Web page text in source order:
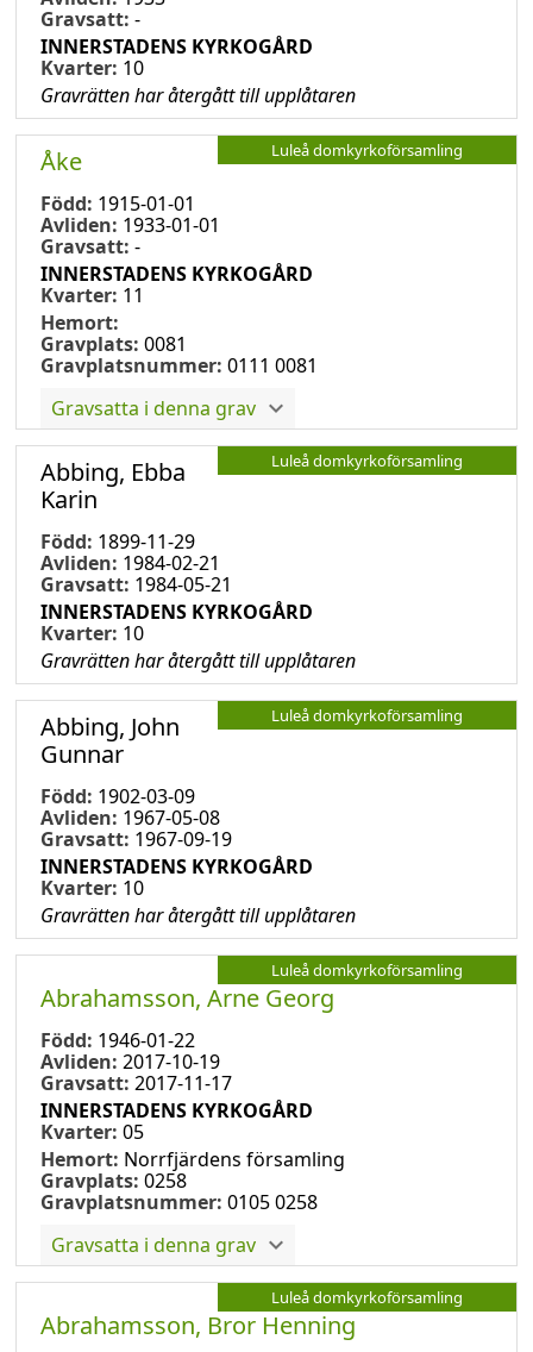
Gravsatt: -
INNERSTADENS KYRKOGÅRD
Kvarter: 10
Gravrätten har återgått till upplåtaren
Luleå domkyrkoförsamling
Åke
Född: 1915-01-01
Avliden: 1933-01-01
Gravsatt: -
INNERSTADENS KYRKOGÅRD
Kvarter: 11
Hemort:
Gravplats: 0081
Gravplatsnummer: 0111 0081
Gravsatta i denna grav
Luleå domkyrkoförsamling
Abbing, Ebba
Karin
Född: 1899-11-29
Avliden: 1984-02-21
Gravsatt: 1984-05-21
INNERSTADENS KYRKOGÅRD
Kvarter: 10
Gravrätten har återgått till upplåtaren
Luleå domkyrkoförsamling
Abbing, John
Gunnar
Född: 1902-03-09
Avliden: 1967-05-08
Gravsatt: 1967-09-19
INNERSTADENS KYRKOGÅRD
Kvarter: 10
Gravrätten har återgått till upplåtaren
Luleå domkyrkoförsamling
Abrahamsson, Arne Georg
Född: 1946-01-22
Avliden: 2017-10-19
Gravsatt: 2017-11-17
INNERSTADENS KYRKOGÅRD
Kvarter: 05
Hemort: Norrfjärdens församling
Gravplats: 0258
Gravplatsnummer: 0105 0258
Gravsatta i denna grav
Luleå domkyrkoförsamling
Abrahamsson, Bror Henning